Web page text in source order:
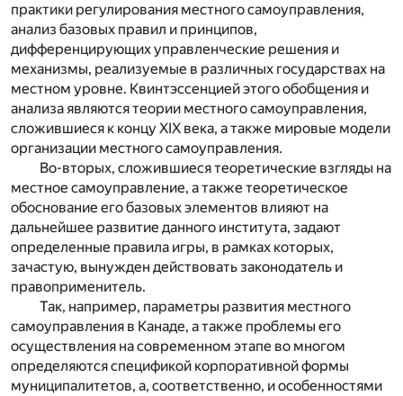
практики регулирования местного самоуправления,
анализ базовых правил и принципов,
дифференцирующих управленческие решения и
механизмы, реализуемые в различных государствах на
местном уровне. Квинтэссенцией этого обобщения и
анализа являются теории местного самоуправления,
сложившиеся к концу XIX века, а также мировые модели
организации местного самоуправления.
Во-вторых, сложившиеся теоретические взгляды на
местное самоуправление, а также теоретическое
обоснование его базовых элементов влияют на
дальнейшее развитие данного института, задают
определенные правила игры, в рамках которых,
зачастую, вынужден действовать законодатель и
правоприменитель.
Так, например, параметры развития местного
самоуправления в Канаде, а также проблемы его
осуществления на современном этапе во многом
определяются спецификой корпоративной формы
муниципалитетов, а, соответственно, и особенностями